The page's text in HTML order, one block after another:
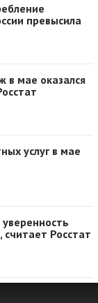
превысила
в мае оказался
услуг в мае
считает Росстат